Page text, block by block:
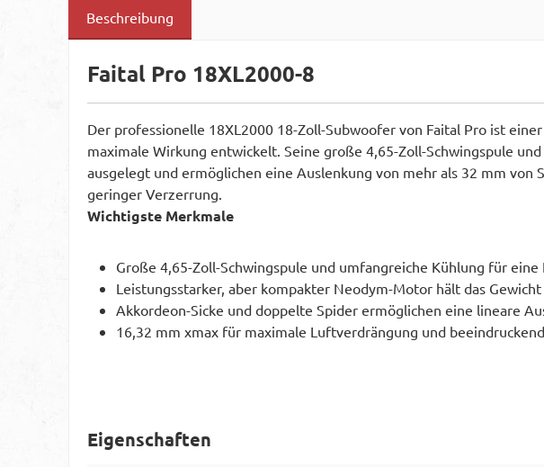
Beschreibung
Faital Pro 18XL2000-8
Der professionelle 18XL2000 18-Zoll-Subwoofer von Faital Pro ist
maximale Wirkung entwickelt. Seine große 4,65-Zoll-Schwingspule
ausgelegt und ermöglichen eine Auslenkung von mehr als 32 mm
geringer Verzerrung.
Wichtigste Merkmale
Große 4,65-Zoll-Schwingspule und umfangreiche Kühlung für
Leistungsstarker, aber kompakter Neodym-Motor hält das
Akkordeon-Sicke und doppelte Spider ermöglichen eine lineare
16,32 mm xmax für maximale Luftverdrängung und
Eigenschaften